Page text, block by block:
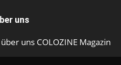
uns
uns COLOZINE Magazin